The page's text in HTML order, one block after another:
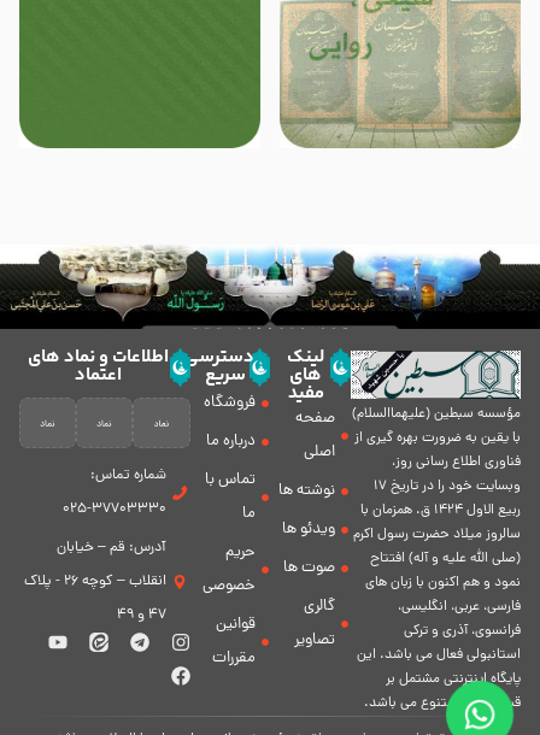
مؤسسه سبطين (عليهماالسلام)
با يقين به ضرورت بهره گیرى از
فناورى اطلاع رسانى روز،
وبسایت خود را در تاريخ 17
ربيع الاول 1424 ق. همزمان با
سالروز ميلاد حضرت رسول اكرم
(صلی الله علیه و آله) افتتاح
نمود و هم اكنون با زبان های
فارسی، عربى، انگلیسی،
فرانسوی، آذری و ترکی
استانبولی فعال مى باشد. اين
پايگاه اينترنتى مشتمل بر
قسمت هاى متنوع مى باشد.
لینک
های
مفید
صفحه
اصلی
نوشته ها
ویدئو ها
صوت ها
گالری
تصاویر
دسترسی
سریع
فروشگاه
درباره ما
تماس با
ما
حریم
خصوصی
قوانین
مقررات
اطلاعات و نماد های
اعتماد
شماره تماس:
37703330-025
آدرس: قم – خیابان
انقلاب – کوچه 26 - پلاک
47 و 49